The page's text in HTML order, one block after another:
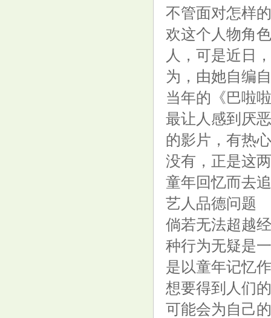
不管面对怎样
欢这个人物角
人，可是近日
为，由她自编
当年的《巴啦
最让人感到厌
的影片，有热
没有，正是这
童年回忆而去
艺人品德问题
倘若无法超越
种行为无疑是
是以童年记忆
想要得到人们
可能会为自己